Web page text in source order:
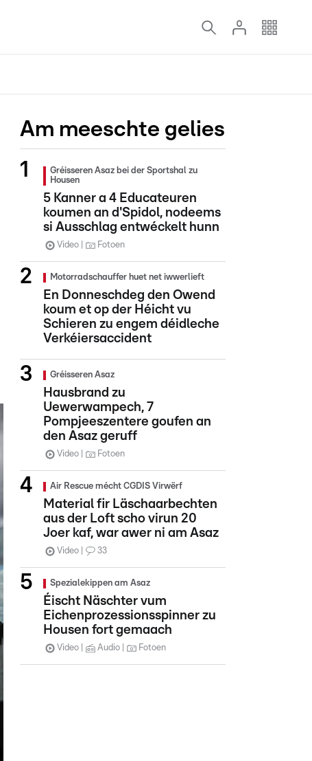
Am meeschte gelies
Gréisseren Asaz bei der Sportshal zu
Housen
5 Kanner a 4 Educateuren
koumen an d'Spidol, nodeems
si Ausschlag entwéckelt hunn
Video Fotoen
Motorradschauffer huet net iwwerlieft
En Donneschdeg den Owend
koum et op der Héicht vu
Schieren zu engem déidleche
Verkéiersaccident
Gréisseren Asaz
Hausbrand zu
Uewerwampech, 7
Pompjeeszentere goufen an
den Asaz geruff
Video Fotoen
Air Rescue mécht CGDIS Virwërf
Material fir Läschaarbechten
aus der Loft scho virun 20
Joer kaf, war awer ni am Asaz
Video 33
Spezialekippen am Asaz
Éischt Näschter vum
Eichenprozessionsspinner zu
Housen fort gemaach
Video Audio Fotoen